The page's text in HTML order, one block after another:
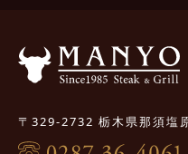
〒329-2732 栃木県那須塩